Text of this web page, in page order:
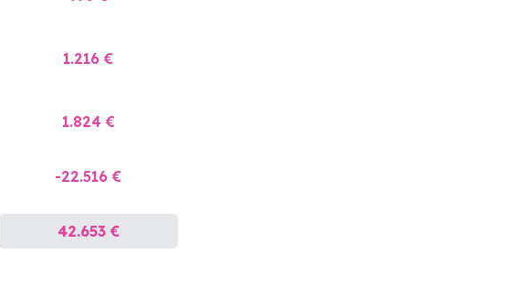
1.216 €
1.824 €
-22.516 €
42.653 €